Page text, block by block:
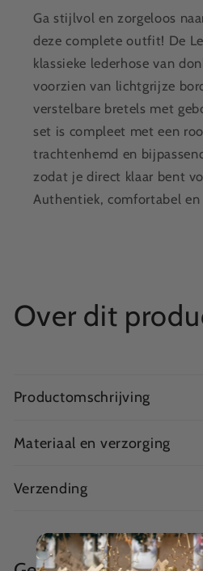
+
Sokken
+
Sokken
Ga stijlvol en zorgeloos
deze complete outfit! De
klassieke lederhose van
voorzien van lichtgrijze
verstelbare bretels met
set is compleet met een
trachtenhemd en
zodat je direct klaar bent
Authentiek, comfortabel en
Over dit
Productomschrijving
Materiaal en verzorging
Verzending